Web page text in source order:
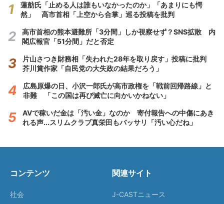
蓮舫氏「止める人は誰もいなかったのか」「あまりにも愕
然」 高市首相「上空から合掌」巡る投稿を批判
高市首相の熊本避難所「3分間」しか視察せず？SNS拡散 内
閣広報官「51分間」だと否定
片山さつき財務相「失われた28年を取り戻す」投稿に批判
芥川賞作家「自民党の大失政の結果だろう」
広島原爆の日、小沢一郎氏が高市政権を「戦前回帰路線」と
非難 「この国は再び滅亡に向かいかねない」
AVで稼いだ金は「汚い金」なのか 寄付報告への中傷にあき
れる声...スリムクラブ真栄田もバッサリ「汚い心だね」
コンテンツ
社会
関連サイト
J-CASTニュース